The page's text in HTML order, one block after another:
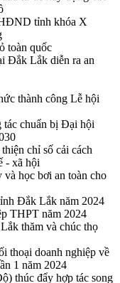
tỉnh khóa X
toàn quốc
Đắk Lắk diễn ra an
thành công Lễ hội
tác chuẩn bị Đại hội
chỉ số cải cách
- xã hội
học bơi an toàn cho
Đắk Lắk năm 2024
THPT năm 2024
thăm và chúc thọ
thoại doanh nghiệp về
1 năm 2024
thúc đẩy hợp tác song